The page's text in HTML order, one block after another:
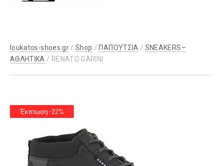
loukatos-shoes.gr/Shop / ΠΑΠΟΥΤΣΙΑ / SNEAKERS–
ΑΘΛΗΤΙΚΑ / RENATO GARINI
Έκπτωση -22%